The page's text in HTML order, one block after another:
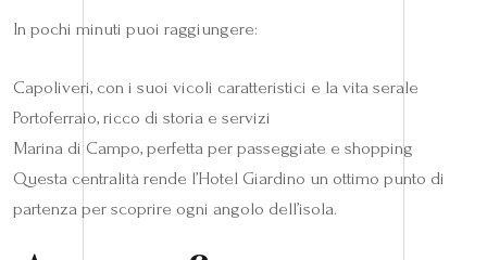
In pochi minuti puoi raggiungere:
Capoliveri, con i suoi vicoli caratteristici e la vita serale
Portoferraio, ricco di storia e servizi
Marina di Campo, perfetta per passeggiate e shopping
Questa centralità rende l’Hotel Giardino un ottimo punto di
partenza per scoprire ogni angolo dell’isola.